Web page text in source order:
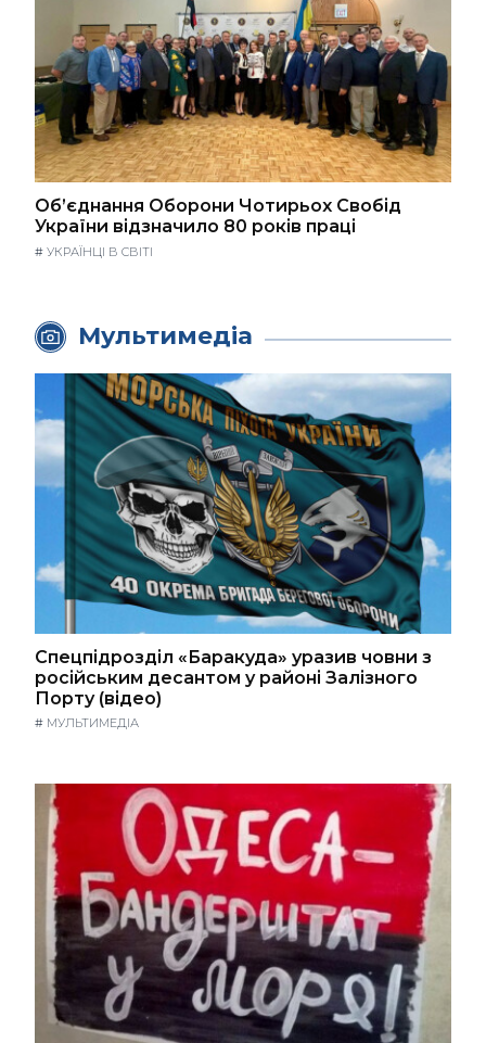
Об’єднання Оборони Чотирьох Свобід
України відзначило 80 років праці
# УКРАЇНЦІ В СВІТІ
Мультимедіа
Спецпідрозділ «Баракуда» уразив човни з
російським десантом у районі Залізного
Порту (відео)
# МУЛЬТИМЕДІА